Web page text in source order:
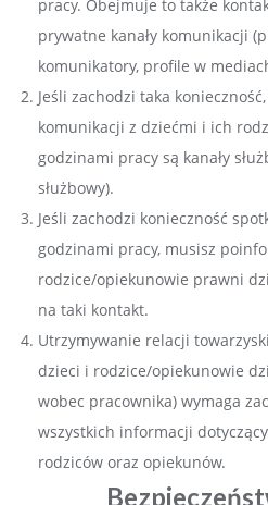
pracy. Obejmuje to także
prywatne kanały komunikacji
komunikatory, profile w
Jeśli zachodzi taka
komunikacji z dziećmi i ich
godzinami pracy są kanały
służbowy).
Jeśli zachodzi konieczność
godzinami pracy, musisz
rodzice/opiekunowie prawni
na taki kontakt.
Utrzymywanie relacji
dzieci i rodzice/opiekunowie
wobec pracownika) wymaga
wszystkich informacji
rodziców oraz opiekunów.